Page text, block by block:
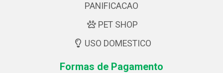
PANIFICACAO
PET SHOP
USO DOMESTICO
Formas de Pagamento